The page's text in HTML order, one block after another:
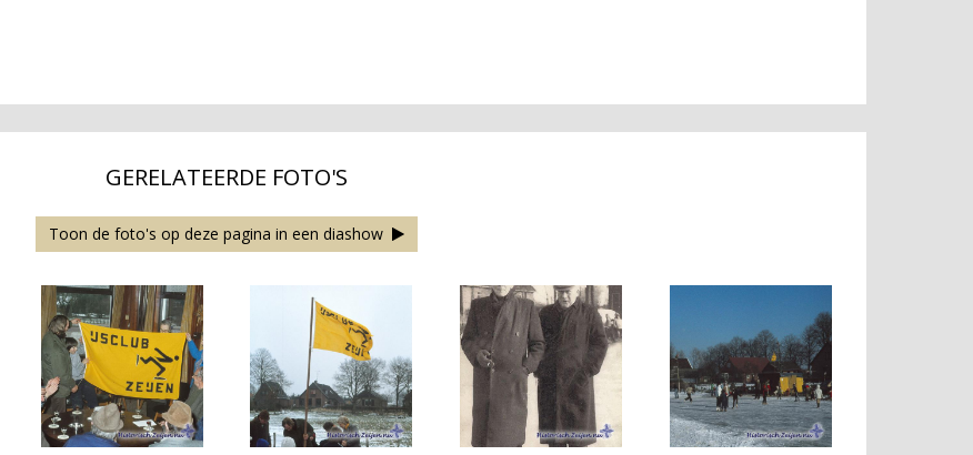
GERELATEERDE FOTO'S
Toon de foto's op deze pagina in een diashow